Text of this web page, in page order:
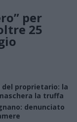
per
25
proprietario: la
la truffa
denunciato